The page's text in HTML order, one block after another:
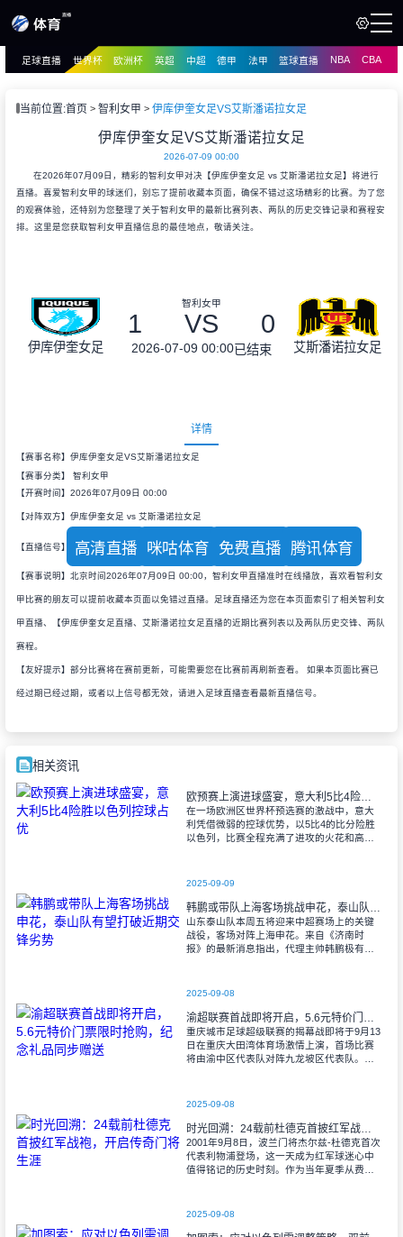
播
足球直播 世界杯 欧洲杯 英超 中超 德甲 法甲 篮球直播 NBA CBA
当前位置:首页 智利女甲 伊库伊奎女足VS艾斯潘诺拉女足
伊库伊奎女足VS艾斯潘诺拉女足
2026-07-09 00:00
在2026年07月09日，精彩的智利女甲对决【伊库伊奎女足 vs 艾斯潘诺拉女足】将进行
直播。喜爱智利女甲的球迷们，别忘了提前收藏本页面，确保不错过这场精彩的比赛。为了您
的观赛体验，还特别为您整理了关于智利女甲的最新比赛列表、两队的历史交锋记录和赛程安
排。这里是您获取智利女甲直播信息的最佳地点，敬请关注。
伊库伊奎女足
智利女甲
1 VS 0
2026-07-09 00:00已结束 艾斯潘诺拉女足
详情
【赛事名称】伊库伊奎女足VS艾斯潘诺拉女足
【赛事分类】 智利女甲
【开赛时间】2026年07月09日 00:00
【对阵双方】伊库伊奎女足 vs 艾斯潘诺拉女足
【直播信号】 高清直播 咪咕体育 免费直播 腾讯体育
【赛事说明】北京时间2026年07月09日 00:00，智利女甲直播准时在线播放，喜欢看智利女
甲比赛的朋友可以提前收藏本页面以免错过直播。足球直播还为您在本页面索引了相关智利女
甲直播、【伊库伊奎女足直播、艾斯潘诺拉女足直播的近期比赛列表以及两队历史交锋、两队
赛程。
【友好提示】部分比赛将在赛前更新，可能需要您在比赛前再刷新查看。 如果本页面比赛已
经过期已经过期，或者以上信号都无效，请进入足球直播查看最新直播信号。
相关资讯
欧预赛上演进球盛宴，意大利5比4险胜以色列控球占优
在一场欧洲区世界杯预选赛的激战中，意大
利凭借微弱的控球优势，以5比4的比分险胜
以色列，比赛全程充满了进攻的火花和高效
2025-09-09
山东泰山队本周五将迎来中超赛场上的关键
战役，客场对阵上海申花。来自《济南时
报》的最新消息指出，代理主帅韩鹏极有可
验。
2025-09-08
渝超联赛首战即将开启，5.6元特价门票限时抢购，纪念礼品同步赠送
重庆城市足球超级联赛的揭幕战即将于9月13
日在重庆大田湾体育场激情上演，首场比赛
将由渝中区代表队对阵九龙坡区代表队。据
2025-09-08
时光回溯：24载前杜德克首披红军战袍，开启传奇门将生涯
2001年9月8日，波兰门将杰尔兹-杜德克首次
代表利物浦登场，这一天成为红军球迷心中
值得铭记的历史时刻。作为当年夏季从费耶
2025-09-08